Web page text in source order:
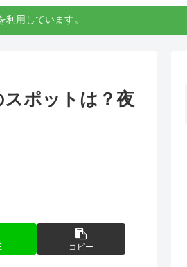
利用しています。
ポットは？夜
コピー